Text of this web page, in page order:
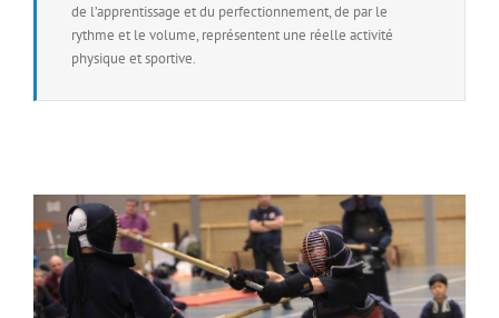
de l’apprentissage et du perfectionnement, de par le
rythme et le volume, représentent une réelle activité
physique et sportive.